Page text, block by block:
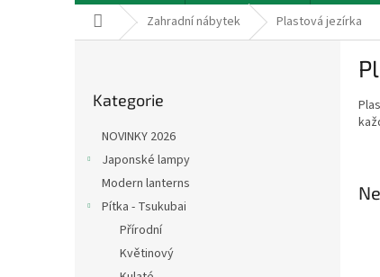
Domů Zahradní nábytek Plastová jezírka
kategorie
Kategorie
NOVINKY 2026
Japonské lampy
Modern lanterns
Pítka - Tsukubai
Přírodní
Květinový